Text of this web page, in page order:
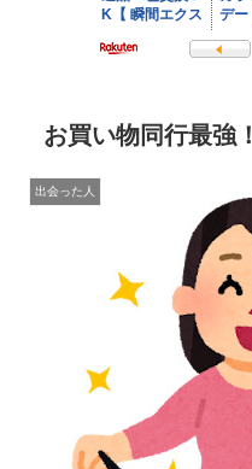
お買い物同行最強！
出会った人